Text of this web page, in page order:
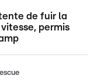
de fuir la
permis